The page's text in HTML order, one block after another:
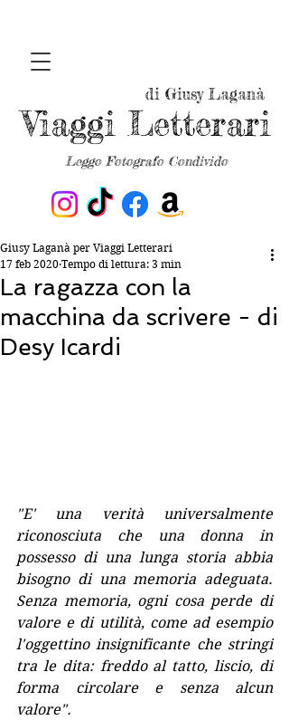
Leggo Fotografo Condivido
Viaggi Letterari
di Giusy Laganà
La ragazza con la
macchina da scrivere - di
Desy Icardi
Giusy Laganà per Viaggi Letterari
17 feb 2020 Tempo di lettura: 3 min
"E' una verità universalmente
riconosciuta che una donna in
possesso di una lunga storia abbia
bisogno di una memoria adeguata.
Senza memoria, ogni cosa perde di
valore e di utilità, come ad esempio
l'oggettino insignificante che stringi
tra le dita: freddo al tatto, liscio, di
forma circolare e senza alcun
valore".